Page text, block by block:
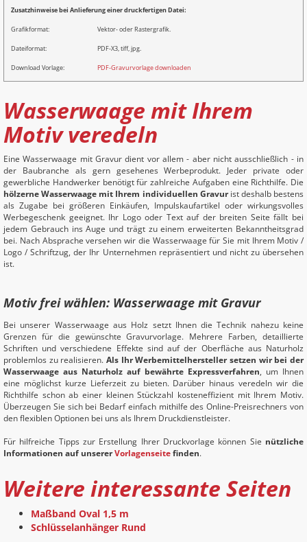
Zusatzhinweise bei Anlieferung einer druckfertigen Datei:
Grafikformat: Vektor- oder Rastergrafik.
Dateiformat: PDF-X3, tiff, jpg.
Download Vorlage: PDF-Gravurvorlage downloaden
Wasserwaage mit Ihrem
Motiv veredeln
Eine Wasserwaage mit Gravur dient vor allem - aber nicht ausschließlich - in
der Baubranche als gern gesehenes Werbeprodukt. Jeder private oder
gewerbliche Handwerker benötigt für zahlreiche Aufgaben eine Richthilfe. Die
hölzerne Wasserwaage mit Ihrem individuellen Gravurist deshalb bestens
als Zugabe bei größeren Einkäufen, Impulskaufartikel oder wirkungsvolles
Werbegeschenk geeignet. Ihr Logo oder Text auf der breiten Seite fällt bei
jedem Gebrauch ins Auge und trägt zu einem erweiterten Bekanntheitsgrad
bei. Nach Absprache versehen wir die Wasserwaage für Sie mit Ihrem Motiv /
Logo / Schriftzug, der Ihr Unternehmen repräsentiert und nicht zu übersehen
ist.
Motiv frei wählen: Wasserwaage mit Gravur
Bei unserer Wasserwaage aus Holz setzt Ihnen die Technik nahezu keine
Grenzen für die gewünschte Gravurvorlage. Mehrere Farben, detaillierte
Schriften und verschiedene Effekte sind auf der Oberfläche aus Naturholz
problemlos zu realisieren. Als Ihr Werbemittelhersteller setzen wir bei der
Wasserwaage aus Naturholz auf bewährte Expressverfahren, um Ihnen
eine möglichst kurze Lieferzeit zu bieten. Darüber hinaus veredeln wir die
Richthilfe schon ab einer kleinen Stückzahl kosteneffizient mit Ihrem Motiv.
Überzeugen Sie sich bei Bedarf einfach mithilfe des Online-Preisrechners von
den flexiblen Optionen bei uns als Ihrem Druckdienstleister.
Für hilfreiche Tipps zur Erstellung Ihrer Druckvorlage können Sie nützliche
Informationen auf unsererVorlagenseitefinden.
Weitere interessante Seiten
Maßband Oval 1,5 m
Schlüsselanhänger Rund